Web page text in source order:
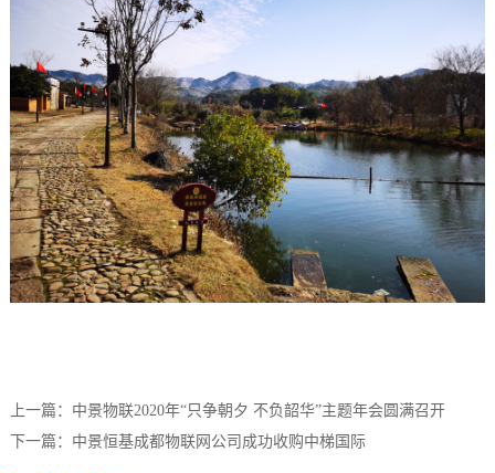
上一篇： 中景物联2020年“只争朝夕 不负韶华”主题年会圆满召开
下一篇： 中景恒基成都物联网公司成功收购中梯国际